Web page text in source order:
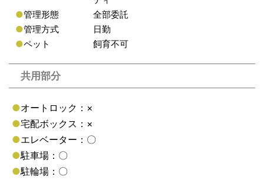
●管理形態
全部委託
●管理方式
日勤
●ペット 飼育不可
共用部分
●オートロック：×
●宅配ボックス：×
●エレベーター：〇
●駐車場：〇
●駐輪場：〇